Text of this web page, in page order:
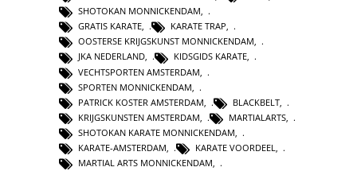
SHOTOKAN MONNICKENDAM,
GRATIS KARATE, KARATE TRAP,
OOSTERSE KRIJGSKUNST MONNICKENDAM,
JKA NEDERLAND, KIDSGIDS KARATE,
VECHTSPORTEN AMSTERDAM
SPORTEN MONNICKENDAM
PATRICK KOSTER AMSTERDAM
BLACKBELT
KRIJGSKUNSTEN AMSTERDAM
MARTIALARTS
SHOTOKAN KARATE MONNICKENDAM
KARATE-AMSTERDAM
KARATE VOORDEEL
MARTIAL ARTS MONNICKENDAM